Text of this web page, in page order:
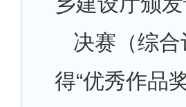
决赛（综
得“优秀作品